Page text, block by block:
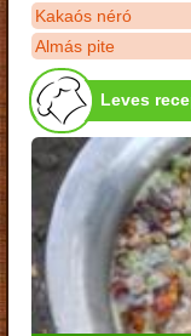
Kakaós néró
Almás pite
Leves